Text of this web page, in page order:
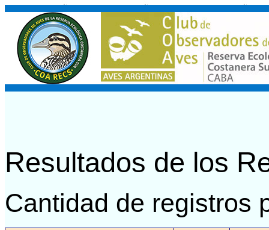
Resultados de los
Cantidad de registros